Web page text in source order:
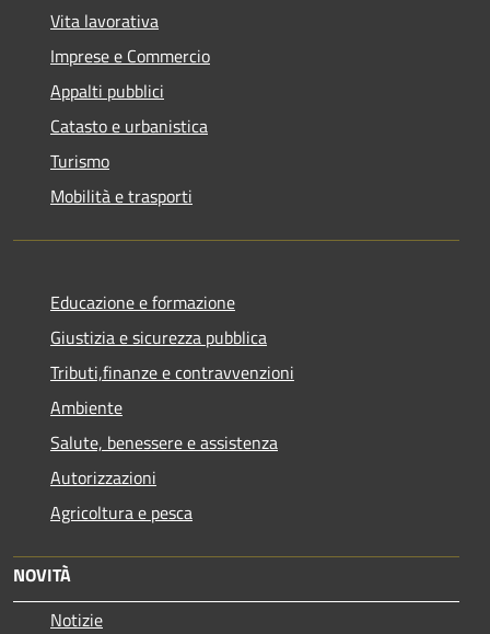
Vita lavorativa
Imprese e Commercio
Appalti pubblici
Catasto e urbanistica
Turismo
Mobilità e trasporti
Educazione e formazione
Giustizia e sicurezza pubblica
Tributi,finanze e contravvenzioni
Ambiente
Salute, benessere e assistenza
Autorizzazioni
Agricoltura e pesca
NOVITÀ
Notizie